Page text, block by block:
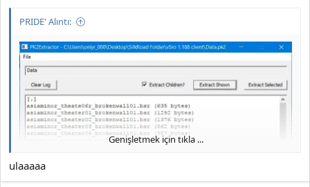
PRIDE' Alıntı:
Genişletmek için tıkla ...
ulaaaaa